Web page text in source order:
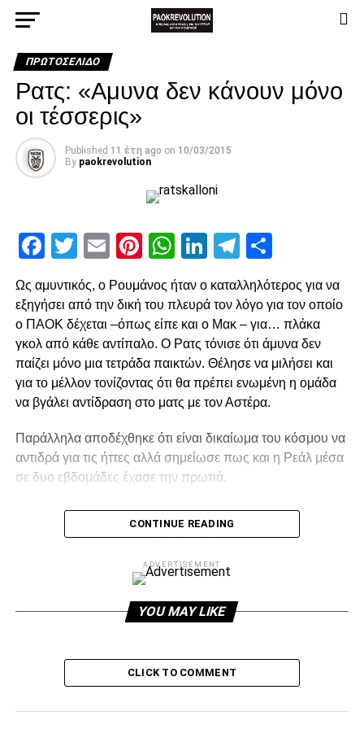
ΠΡΩΤΟΣΈΛΙΔΟ
Ρατς: «Αμυνα δεν κάνουν μόνο
οι τέσσερις»
Published 11 έτη ago on 10/03/2015
By paokrevolution
Facebook
Twitter
EmailPinterest
WhatsApp
LinkedIn
Telegram
Ως αμυντικός, ο Ρουμάνος ήταν ο καταλληλότερος για να
εξηγήσει από την δική του πλευρά τον λόγο για τον οποίο
ο ΠΑΟΚ δέχεται –όπως είπε και ο Μακ – για… πλάκα
γκολ από κάθε αντίπαλο. Ο Ρατς τόνισε ότι άμυνα δεν
παίζει μόνο μια τετράδα παικτών. Θέλησε να μιλήσει και
για το μέλλον τονίζοντας ότι θα πρέπει ενωμένη η ομάδα
να βγάλει αντίδραση στο ματς με τον Αστέρα.
Παράλληλα αποδέχθηκε ότι είναι δικαίωμα του κόσμου να
αντιδρά για τις ήττες αλλά σημείωσε πως και η Ρεάλ μέσα
σε δυο εβδομάδες έχασε την πρωτιά.
– Ραζβάν, το 1-2 στην Λεωφόρο μέσα σε πέντε λεπτά
« Αναμφίβολα πρόκειται για ένα κακό αποτέλεσμα για
εμάς. Χάσαμε ένα παιχνίδι στο οποίο αν και
CONTINUE READING
ADVERTISEMENT
YOU MAY LIKE
CLICK TO COMMENT